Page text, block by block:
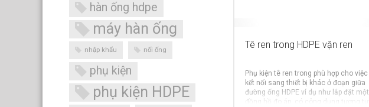
Tê ren trong HDPE vặn ren
Phụ kiện tê ren trong phù hợp cho việc
kết nối sang thiết bị khác ở đoạn giữa
đường ống HDPE ví dụ như lắp đặt một
đồng hồ đo áp, có công dụng tương tự
hàn ống hdpe
máy hàn ống
nhập khẩu nối ống
phụ kiện
phụ kiện HDPE